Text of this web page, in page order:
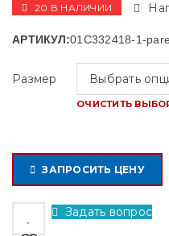
20 В НАЛИЧИИ
АРТИКУЛ:01С332418-1-
Размер
ОЧИСТИТЬ
ЗАПРОСИТЬ ЦЕНУ
Задать вопрос